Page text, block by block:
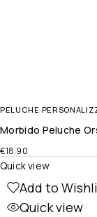
PELUCHE
Morbido Peluche
€18.90
Add to
Quick view
Quick view